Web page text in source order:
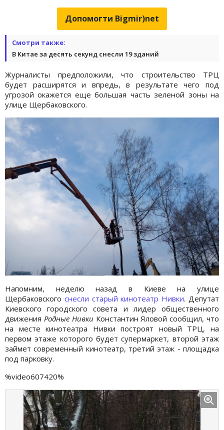
Допомогти Bigmir)net
Смотри также:
В Китае за десять секунд снесли 19 зданий
Журналисты предположили, что строительство ТРЦ
будет расширятся и впредь, в результате чего под
угрозой окажется еще большая часть зеленой зоны на
улице Щербаковского.
Напомним, неделю назад в Киеве на улице
Щербаковского снесли старый кинотеатр Нивки. Депутат
Киевского городского совета и лидер общественного
движения Родные Нивки Константин Яловой сообщил, что
на месте кинотеатра Нивки построят новый ТРЦ, на
первом этаже которого будет супермаркет, второй этаж
займет современный кинотеатр, третий этаж - площадка
под парковку.
%video607420%